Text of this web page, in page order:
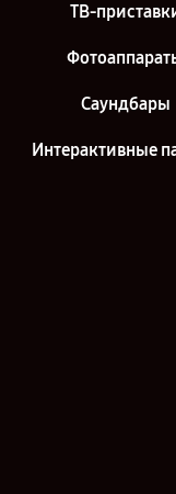
ТВ-
Саундбары
Интерактивные